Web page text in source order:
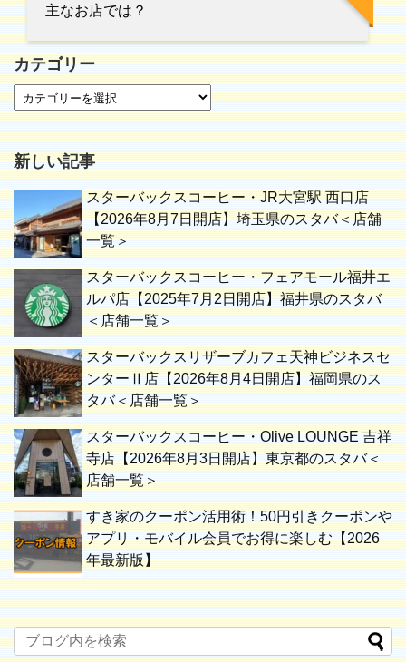
主なお店では？
カテゴリー
新しい記事
スターバックスコーヒー・JR大宮駅 西口店
【2026年8月7日開店】埼玉県のスタバ＜店舗
一覧＞
スターバックスコーヒー・フェアモール福井エ
ルパ店【2025年7月2日開店】福井県のスタバ
＜店舗一覧＞
スターバックスリザーブカフェ天神ビジネスセ
ンターⅡ店【2026年8月4日開店】福岡県のス
タバ＜店舗一覧＞
スターバックスコーヒー・Olive LOUNGE 吉祥
寺店【2026年8月3日開店】東京都のスタバ＜
店舗一覧＞
すき家のクーポン活用術！50円引きクーポンや
アプリ・モバイル会員でお得に楽しむ【2026
年最新版】